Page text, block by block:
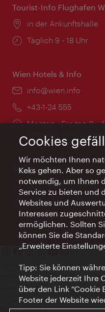
Tourist-Info Flughafen
Ort:
in der Ankunftshalle
Öffnungszeiten:
Täglich 9 - 18 Uhr
Wien Hotels & Info
Email:
info@wien.info
Telefon:
+43-1-24 555
Öffnungszeiten:
Montag - Freitag 9 –
Feiertags geschlossen
AI Concierge Wien
Ort:
concierge.wien.info
Öffnungszeiten:
Informationen rund
Kontakt
Impressum
Datenschutz
Nutzungsbedingungen
Barrierefreiheit
Cookies
Wir möchten Ihnen
Keks gehen. Aber so
notwendig, um Ihnen
Service zu bieten und
Websites und
Interessen
ermöglichen. Sollten
können Sie die
„Erweiterte
Tipp: Sie können
Website jederzeit Ihre
über den Link “Cookie
Footer der Website